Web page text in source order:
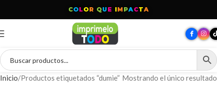
COLOR QU E IM PACTA
Inicio Productos etiquetados “dumie” Mostrando el único resultado